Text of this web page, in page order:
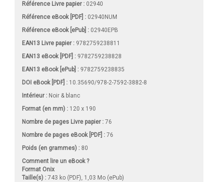
Référence Livre papier : 02940
Référence eBook [PDF] : 02940NUM
Référence eBook [ePub] : 02940EPB
EAN13 Livre papier : 9782759238811
EAN13 eBook [PDF] : 9782759238828
EAN13 eBook [ePub] : 9782759238835
DOI eBook [PDF] : 10.35690/978-2-7592-3882-8
Intérieur : Noir & blanc
Format (en mm) : 120 x 190
Nombre de pages Livre papier: 76
Nombre de pages eBook [PDF] : 76
Poids (en grammes) : 80
Comment lire un eBook ?
Format Onix
Taille(s) : 743 ko (PDF), 1,03 Mo (ePub)